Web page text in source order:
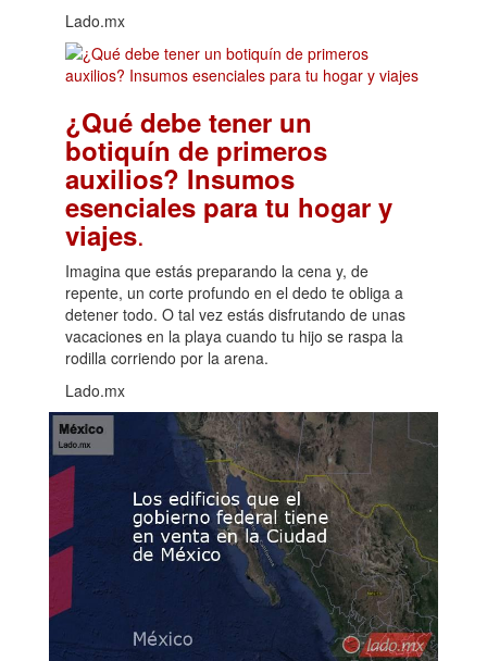
Lado.mx
¿Qué debe tener un
botiquín de primeros
auxilios? Insumos
esenciales para tu hogar y
viajes.
Imagina que estás preparando la cena y, de
repente, un corte profundo en el dedo te obliga a
detener todo. O tal vez estás disfrutando de unas
vacaciones en la playa cuando tu hijo se raspa la
rodilla corriendo por la arena.
Lado.mx